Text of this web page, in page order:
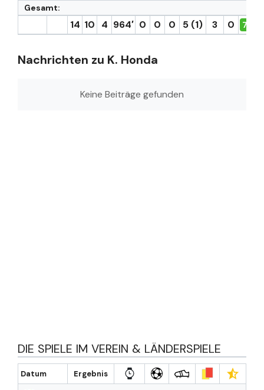
Gesamt:
14 10 4 964′ 0 0 0 5 (1) 3 0 7.2
Nachrichten zu K. Honda
Keine Beiträge gefunden
DIE SPIELE IM VEREIN & LÄNDERSPIELE
Datum Ergebnis